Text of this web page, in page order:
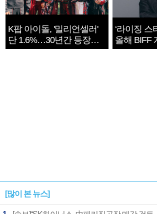
K팝 아이돌, '밀리언셀러'
단 1.6%…30년간 등장
1182개팀 전수조사
‘라이징 스
올해 BIFF
확정
[많이 본 뉴스]